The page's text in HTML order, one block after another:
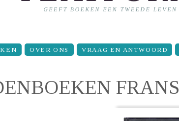
OVER ONS VRAAG EN ANTWOORD
FRANS